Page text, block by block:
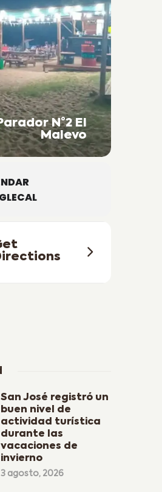
N°2 El
Malevo
San José registró un
buen nivel de
actividad turística
durante las
vacaciones de
invierno
3 agosto, 2026